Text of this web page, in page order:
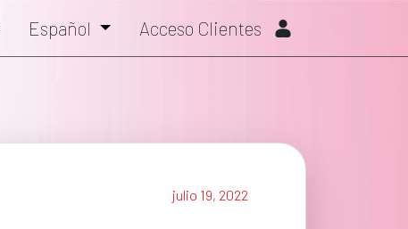
Español Acceso Clientes
julio 19, 2022